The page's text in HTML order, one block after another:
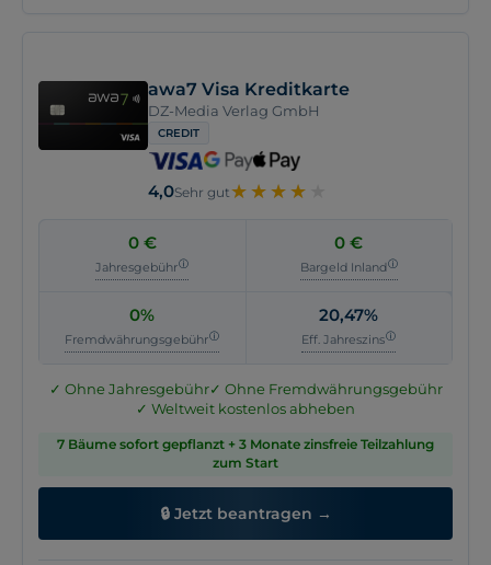
Kartenname
Consors Finanz Mastercard
Anbieter
BNP Paribas S.A, Niederlassung Deutschland
Kartennetzwerk
Rückzahlungsmodalität
90 Tage zinsfrei bei Ausstellung,
Automatische
Vollrückzahlung
Keine Angabe
Online-Antrag
Keine Angabe
Girokonto erforderlich
Keine Angabe
awa7 Visa Kreditkarte
DZ-Media Verlag GmbH
CREDIT
4,0Sehr gut★
★★
★★
★★
★
0 €
Jahresgebühr
0 €
Bargeld Inland
0%
Fremdwährungsgebühr
20,47%
Eff. Jahreszins
✓ Ohne Jahresgebühr✓ Ohne Fremdwährungsgebühr
✓ Weltweit kostenlos abheben
7 Bäume sofort gepflanzt + 3 Monate zinsfreie Teilzahlung
zum Start
🔒 Jetzt beantragen →